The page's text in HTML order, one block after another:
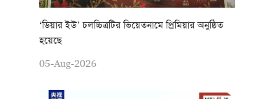
‘ডিয়ার ইউ’ চলচ্চিত্রটির ভিয়েতনামে প্রিমিয়ার অনুষ্ঠিত
হয়েছে
05-Aug-2026